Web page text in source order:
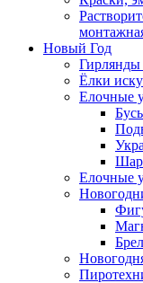
Новый Год
Гирлянды
Ёлки
Елочные
Елочные